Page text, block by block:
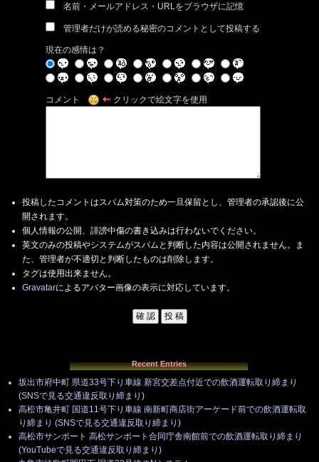
名前・メールアドレス・URLをブラウザに記憶
管理者だけが読める秘密のコメントとして投稿する
現在の感情は？
コメント クリックで絵文字を使用
投稿したコメントはスパム対策のため一旦保留とし、管理者の承認後に公
開されます。
個人情報の公開、誹謗中傷の書き込みは行わないでください。
英文のみの投稿やシステムがスパムと判断した内容は公開されません。ま
た、管理者が不適切と判断したものは削除します。
タグは使用出来ません。
Gravatarによるアバター画像の表示に対応しています。
Recent Entries
坂出市府中町 県道33号下り車線 新宮交差点付近での飲酒運転取り締まり
(SNSで見る交通違反取り締まり)
高松市亀井町 国道11号下り車線 南新町商店街アーケード前での飲酒運転取
り締まり (SNSで見る交通違反取り締まり)
高松市サンポート 高松サンポート合同庁舎南館前での飲酒運転取り締まり
(YouTubeで見る交通違反取り締まり)